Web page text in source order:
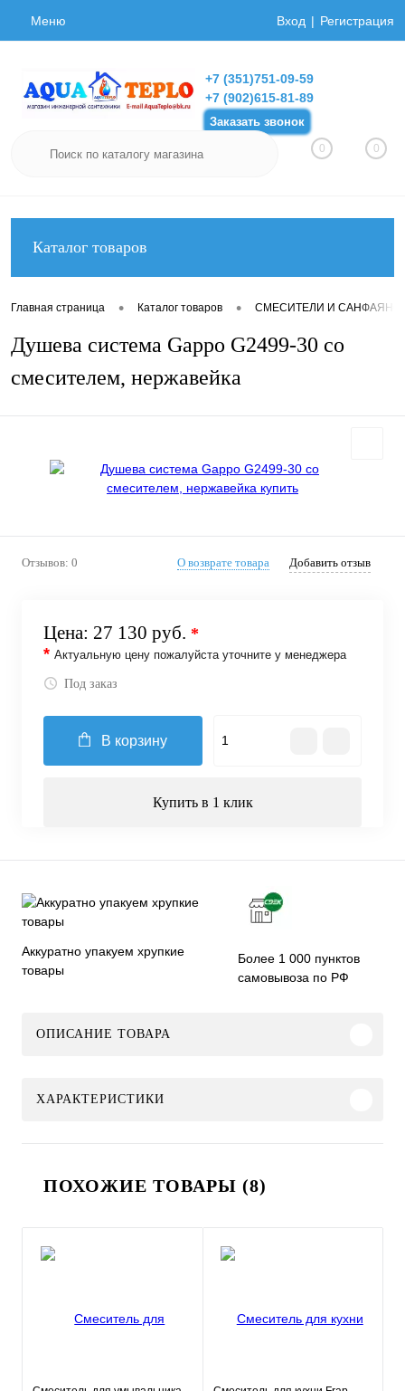
Меню Вход Регистрация
+7 (351)751-09-59
+7 (902)615-81-89
Заказать звонок
0 0
Каталог товаров
Главная страница • Каталог товаров • СМЕСИТЕЛИ И САНФАЯНС
Душева система Gappo G2499-30 со
смесителем, нержавейка
Отзывов: 0 О возврате товара Добавить отзыв
Цена: 27 130 руб. *
* Актуальную цену пожалуйста уточните у менеджера
Под заказ
В корзину
Купить в 1 клик
Аккуратно упакуем хрупкие
товары
Более 1 000 пунктов
самовывоза по РФ
ОПИСАНИЕ ТОВАРА
ХАРАКТЕРИСТИКИ
ПОХОЖИЕ ТОВАРЫ (8)